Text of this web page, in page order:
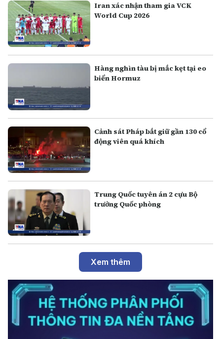
Iran xác nhận tham gia VCK
World Cup 2026
Hàng nghìn tàu bị mắc kẹt tại eo
biển Hormuz
Cảnh sát Pháp bắt giữ gần 130 cổ
động viên quá khích
Trung Quốc tuyên án 2 cựu Bộ
trưởng Quốc phòng
Xem thêm